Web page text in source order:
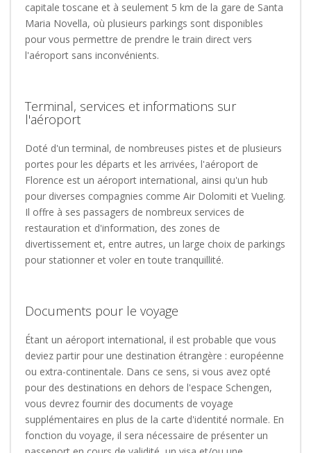
capitale toscane et à seulement 5 km de la gare de Santa
Maria Novella, où plusieurs parkings sont disponibles
pour vous permettre de prendre le train direct vers
l'aéroport sans inconvénients.
Terminal, services et informations sur
l'aéroport
Doté d'un terminal, de nombreuses pistes et de plusieurs
portes pour les départs et les arrivées, l'aéroport de
Florence est un aéroport international, ainsi qu'un hub
pour diverses compagnies comme Air Dolomiti et Vueling.
Il offre à ses passagers de nombreux services de
restauration et d'information, des zones de
divertissement et, entre autres, un large choix de parkings
pour stationner et voler en toute tranquillité.
Documents pour le voyage
Étant un aéroport international, il est probable que vous
deviez partir pour une destination étrangère : européenne
ou extra-continentale. Dans ce sens, si vous avez opté
pour des destinations en dehors de l'espace Schengen,
vous devrez fournir des documents de voyage
supplémentaires en plus de la carte d'identité normale. En
fonction du voyage, il sera nécessaire de présenter un